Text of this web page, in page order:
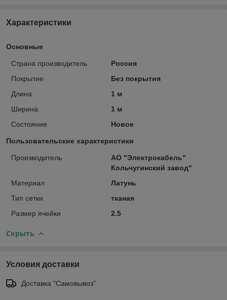
Характеристики
Основные
Страна производитель
Россия
Покрытие
Без покрытия
Длина
1 м
Ширина
1 м
Состояние
Новое
Пользовательские характеристики
Производитель
АО "Электрокабель"
Кольчугинский завод"
Материал
Латунь
Тип сетки
тканая
Размер ячейки
2.5
Скрыть
Условия доставки
Доставка "Самовывоз"